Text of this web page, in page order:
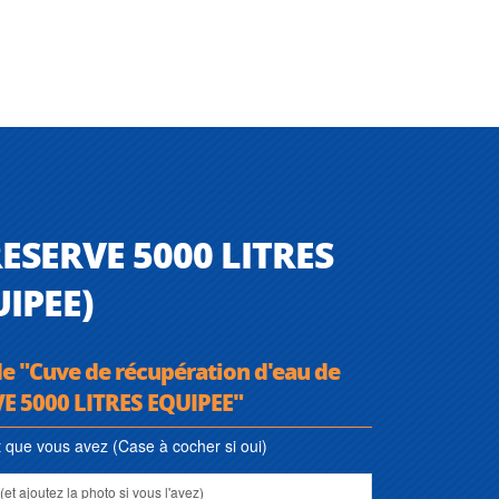
5000 LITRES
"Cuve de récupération d'eau de
5000 LITRES EQUIPEE"
vous avez (Case à cocher si oui)